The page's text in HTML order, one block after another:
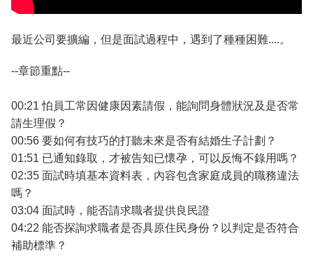
最近公司要擴編，但是面試過程中，遇到了種種困難....。
--章節重點--
00:21 怕員工常因健康因素請假，能詢問身體狀況及是否常
請生理假？
00:56 要如何有技巧的打聽未來是否有結婚生子計劃？
01:51 已通知錄取，才被告知已懷孕，可以反悔不錄用嗎？
02:35 面試時填基本資料表，內容包含家庭成員的職務違法
嗎？
03:04 面試時，能否請求職者提供良民證
04:22 能否探詢求職者是否具原住民身份？以判定是否符合
補助標準？